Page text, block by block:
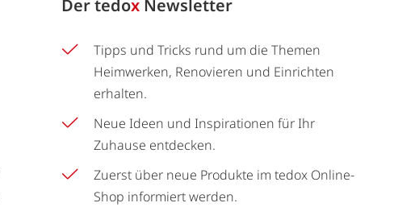
Dertedox Newsletter
Tipps und Tricks rund um die Themen
Heimwerken, Renovieren und Einrichten
erhalten.
Neue Ideen und Inspirationen für Ihr
Zuhause entdecken.
Zuerst über neue Produkte im tedox Online-
Shop informiert werden.